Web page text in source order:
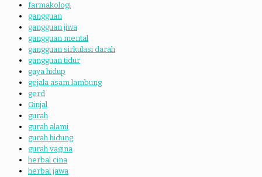
farmakologi
gangguan
gangguan jiwa
gangguan mental
gangguan sirkulasi darah
gangguan tidur
gaya hidup
gejala asam lambung
gerd
Ginjal
gurah
gurah alami
gurah hidung
gurah vagina
herbal cina
herbal jawa